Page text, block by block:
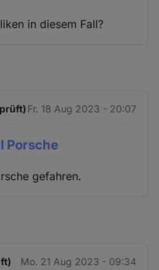
in diesem Fall?
Fr. 18 Aug 2023 - 20:07
Porsche
gefahren.
Mo. 21 Aug 2023 - 09:34